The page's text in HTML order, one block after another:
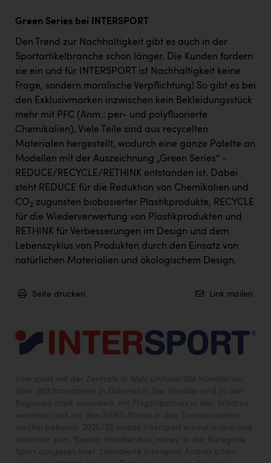
Green Series bei INTERSPORT
Den Trend zur Nachhaltigkeit gibt es auch in der
Sportartikelbranche schon länger. Die Kunden fordern
sie ein und für INTERSPORT ist Nachhaltigkeit keine
Frage, sondern moralische Verpflichtung! So gibt es bei
den Exklusivmarken inzwischen kein Bekleidungsstück
mehr mit PFC (Anm.: per- und polyfluorierte
Chemikalien). Viele Teile sind aus recycelten
Materialen hergestellt, wodurch eine ganze Palette an
Modellen mit der Auszeichnung „Green Series“ -
REDUCE/RECYCLE/RETHINK entstanden ist. Dabei
steht REDUCE für die Reduktion von Chemikalien und
CO2 zugunsten biobasierter Plastikprodukte, RECYCLE
für die Wiederverwertung von Plastikprodukten und
RETHINK für Verbesserungen im Design und dem
Lebenszyklus von Produkten durch den Einsatz von
natürlichen Materialien und ökologischem Design.
Seite drucken Link mailen